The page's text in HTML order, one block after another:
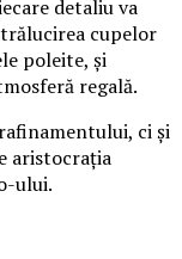
detaliu va
cupelor
poleite, și
regală.
ci și
aristocrația
ului.